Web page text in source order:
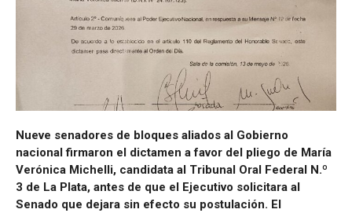
Nueve senadores de bloques aliados al Gobierno
nacional firmaron el dictamen a favor del pliego de María
Verónica Michelli, candidata al Tribunal Oral Federal N.º
3 de La Plata, antes de que el Ejecutivo solicitara al
Senado que dejara sin efecto su postulación. El